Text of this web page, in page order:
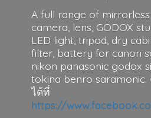
A full range of
camera, lens, GODOX
LED light, tripod, dry
filter, battery for canon
nikon panasonic godox
tokina benro
ได้ที่
https://